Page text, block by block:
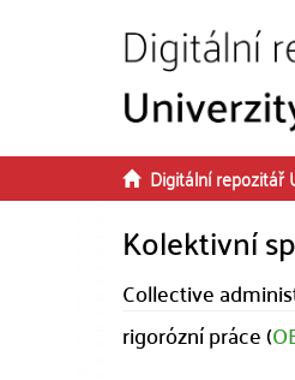
Digitální repozitář
Kolektivní
Collective
rigorózní práce (